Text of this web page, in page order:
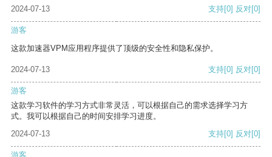
2024-07-13 支持[0] 反对[0]
游客
这款加速器VPM应用程序提供了顶级的安全性和隐私保护。
2024-07-13 支持[0] 反对[0]
游客
这款学习软件的学习方式非常灵活，可以根据自己的需求选择学习方
式。我可以根据自己的时间安排学习进度。
2024-07-13
支持[0] 反对[0]
游客